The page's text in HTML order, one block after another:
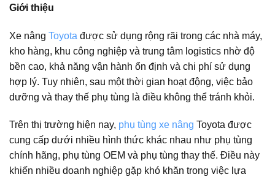
Giới thiệu
Xe nâng Toyota được sử dụng rộng rãi trong các nhà máy,
kho hàng, khu công nghiệp và trung tâm logistics nhờ độ
bền cao, khả năng vận hành ổn định và chi phí sử dụng
hợp lý. Tuy nhiên, sau một thời gian hoạt động, việc bảo
dưỡng và thay thế phụ tùng là điều không thể tránh khỏi.
Trên thị trường hiện nay, phụ tùng xe nâng Toyota được
cung cấp dưới nhiều hình thức khác nhau như phụ tùng
chính hãng, phụ tùng OEM và phụ tùng thay thế. Điều này
khiến nhiều doanh nghiệp gặp khó khăn trong việc lựa